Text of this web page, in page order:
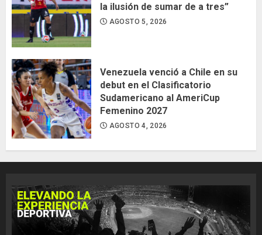
la ilusión de sumar de a tres”
AGOSTO 5, 2026
Venezuela venció a Chile en su
debut en el Clasificatorio
Sudamericano al AmeriCup
Femenino 2027
AGOSTO 4, 2026